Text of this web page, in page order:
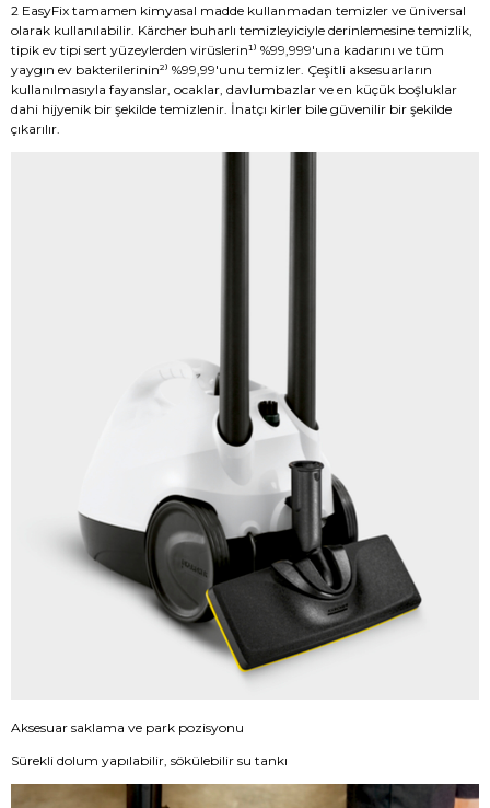
2 EasyFix tamamen kimyasal madde kullanmadan temizler ve üniversal
olarak kullanılabilir. Kärcher buharlı temizleyiciyle derinlemesine temizlik,
tipik ev tipi sert yüzeylerden virüslerin¹⁾ %99,999'una kadarını ve tüm
yaygın ev bakterilerinin²⁾ %99,99'unu temizler. Çeşitli aksesuarların
kullanılmasıyla fayanslar, ocaklar, davlumbazlar ve en küçük boşluklar
dahi hijyenik bir şekilde temizlenir. İnatçı kirler bile güvenilir bir şekilde
çıkarılır.
Aksesuar saklama ve park pozisyonu
Sürekli dolum yapılabilir, sökülebilir su tankı